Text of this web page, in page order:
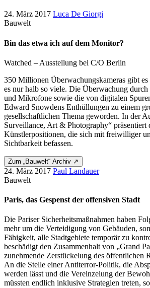
24. März 2017 Luca De Giorgi
Bauwelt
Bin das etwa ich auf dem Monitor?
Watched – Ausstellung bei C/O Berlin
350 Millionen Überwachungskameras gibt
es nur halb so viele. Die Überwachung durch
und Mikrofone sowie die von digitalen
Edward Snowdens Enthüllungen zu einem
gesellschaftlichen Thema geworden. In der
Surveillance, Art & Photography“ präsentiert
Künstlerpositionen, die sich mit freiwilliger
Sichtbarkeit befassen.
Zum „Bauwelt“ Archiv ↗
24. März 2017 Paul Landauer
Bauwelt
Paris, das Gespenst der offensiven Stadt
Die Pariser Sicherheitsmaßnahmen haben
mehr um die Verteidigung von Gebäuden,
Fähigkeit, alle Stadtgebiete temporär zu
beschädigt den Zusammenhalt von „Grand
zunehmende Zerstückelung des öffentlichen
An die Stelle einer Antiterror-Politik, die
werden lässt und die Vereinzelung der
müssten endlich inklusive Strategien treten,